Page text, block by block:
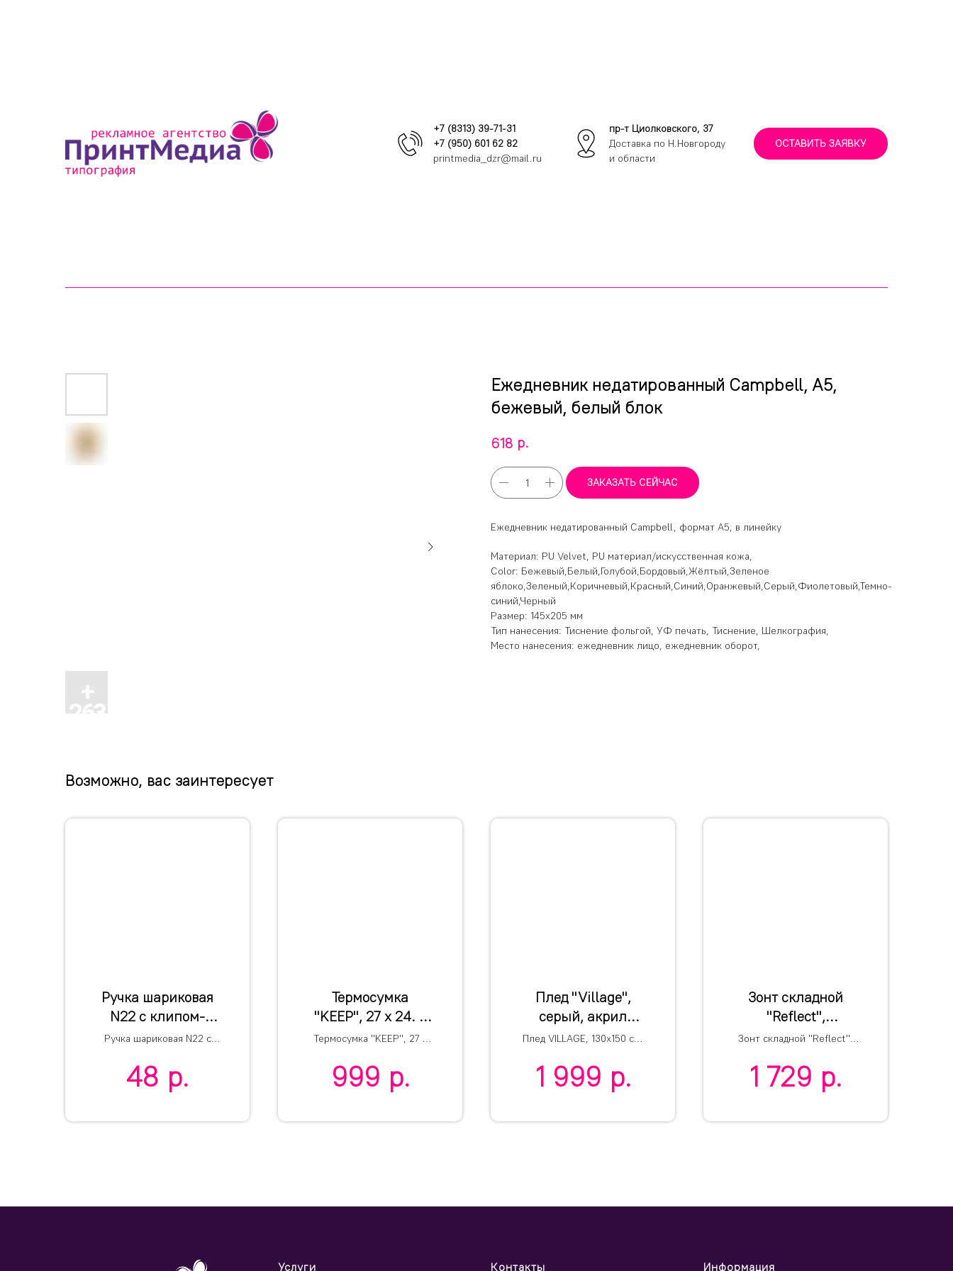
+7 (8313) 39-71-31
+7 (950) 601 62 82
printmedia_dzr@mail.ru
пр-т Циолковского, 37
Доставка по Н.Новгороду
и области
ОСТАВИТЬ ЗАЯВКУ
Ежедневник недатированный Campbell, А5,
бежевый, белый блок
618 р.
ЗАКАЗАТЬ СЕЙЧАС
Ежедневник недатированный Campbell, формат А5, в линейку
Материал: PU Velvet, PU материал/искусственная кожа,
Color: Бежевый,Белый,Голубой,Бордовый,Жёлтый,Зеленое
яблоко,Зеленый,Коричневый,Красный,Синий,Оранжевый,Серый,Фиолетовый,Темно-
синий,Черный
Размер: 145x205 мм
Тип нанесения: Тиснение фольгой, УФ печать, Тиснение, Шелкография,
Место нанесения: ежедневник лицо, ежедневник оборот,
Возможно, вас заинтересует
Ручка шариковая
N22 с клипом-
прищепкой, белый,
пластик, цвет
чернил синий
Ручка шариковая N22 с
переработанный пластик
48 р.
Термосумка
"KEEP", 27 x 24. x
20 см, полиэстер
меланж
Термосумка "KEEP", 27 x
300D, PEVA, серый меланж
999 р.
Плед "Village",
серый, акрил
100%, 220 гр/м2,
Плед VILLAGE, 130х150 см,
1 999 р.
Зонт складной
"Reflect",
полуавтомат,
серый
Зонт складной "Reflect",
светоотражающий серый
1 729 р.
Услуги Контакты Информация